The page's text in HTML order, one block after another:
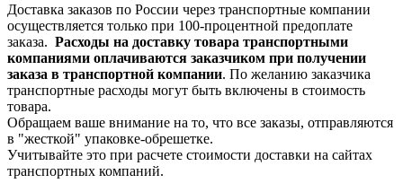
Доставка заказов по России через транспортные компании
осуществляется только при 100-процентной предоплате
заказа. Расходы на доставку товара транспортными
компаниями оплачиваются заказчиком при получении
заказа в транспортной компании. По желанию заказчика
транспортные расходы могут быть включены в стоимость
товара.
Обращаем ваше внимание на то, что все заказы, отправляются
в "жесткой" упаковке-обрешетке.
Учитывайте это при расчете стоимости доставки на сайтах
транспортных компаний.